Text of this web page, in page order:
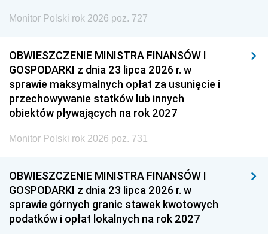
Monitor Polski rok 2026 poz. 727
OBWIESZCZENIE MINISTRA FINANSÓW I
GOSPODARKI z dnia 23 lipca 2026 r. w
sprawie maksymalnych opłat za usunięcie i
przechowywanie statków lub innych
obiektów pływających na rok 2027
Monitor Polski rok 2026 poz. 731
OBWIESZCZENIE MINISTRA FINANSÓW I
GOSPODARKI z dnia 23 lipca 2026 r. w
sprawie górnych granic stawek kwotowych
podatków i opłat lokalnych na rok 2027